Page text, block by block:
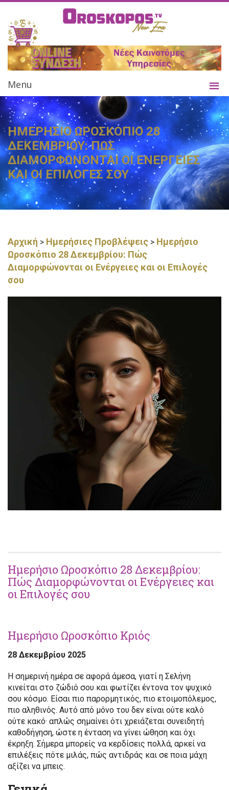
Menu
ΗΜΕΡΗΣΙΟ ΩΡΟΣΚΟΠΙΟ 28
ΔΕΚΕΜΒΡΙΟΥ: ΠΩΣ
ΔΙΑΜΟΡΦΩΝΟΝΤΑΙ ΟΙ ΕΝΕΡΓΕΙΕΣ
ΚΑΙ ΟΙ ΕΠΙΛΟΓΕΣ ΣΟΥ
Αρχική > Ημερήσιες Προβλέψεις > Ημερήσιο
Ωροσκόπιο 28 Δεκεμβρίου: Πώς
Διαμορφώνονται οι Ενέργειες και οι Επιλογές
σου
Ημερήσιο Ωροσκόπιο 28 Δεκεμβρίου:
Πώς Διαμορφώνονται οι Ενέργειες και
οι Επιλογές σου
Ημερήσιο Ωροσκόπιο Κριός
28 Δεκεμβρίου 2025
Η σημερινή ημέρα σε αφορά άμεσα, γιατί η Σελήνη
κινείται στο ζώδιό σου και φωτίζει έντονα τον ψυχικό
σου κόσμο. Είσαι πιο παρορμητικός, πιο ετοιμοπόλεμος,
πιο αληθινός. Αυτό από μόνο του δεν είναι ούτε καλό
ούτε κακό· απλώς σημαίνει ότι χρειάζεται συνειδητή
καθοδήγηση, ώστε η ένταση να γίνει ώθηση και όχι
έκρηξη. Σήμερα μπορείς να κερδίσεις πολλά, αρκεί να
επιλέξεις πότε μιλάς, πώς αντιδράς και σε ποια μάχη
αξίζει να μπεις.